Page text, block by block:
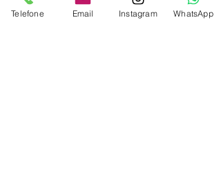
Sobrenome
Telefone Email Instagram WhatsApp